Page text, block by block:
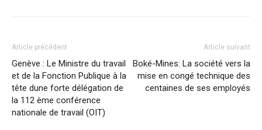
Article précédent
Genève : Le Ministre du travail
et de la Fonction Publique à la
tête dune forte délégation de
la 112 ème conférence
nationale de travail (OIT)
Article suivant
Boké-Mines: La société vers la
mise en congé technique des
centaines de ses employés